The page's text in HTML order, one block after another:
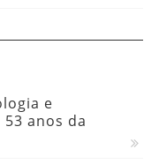
e
anos da